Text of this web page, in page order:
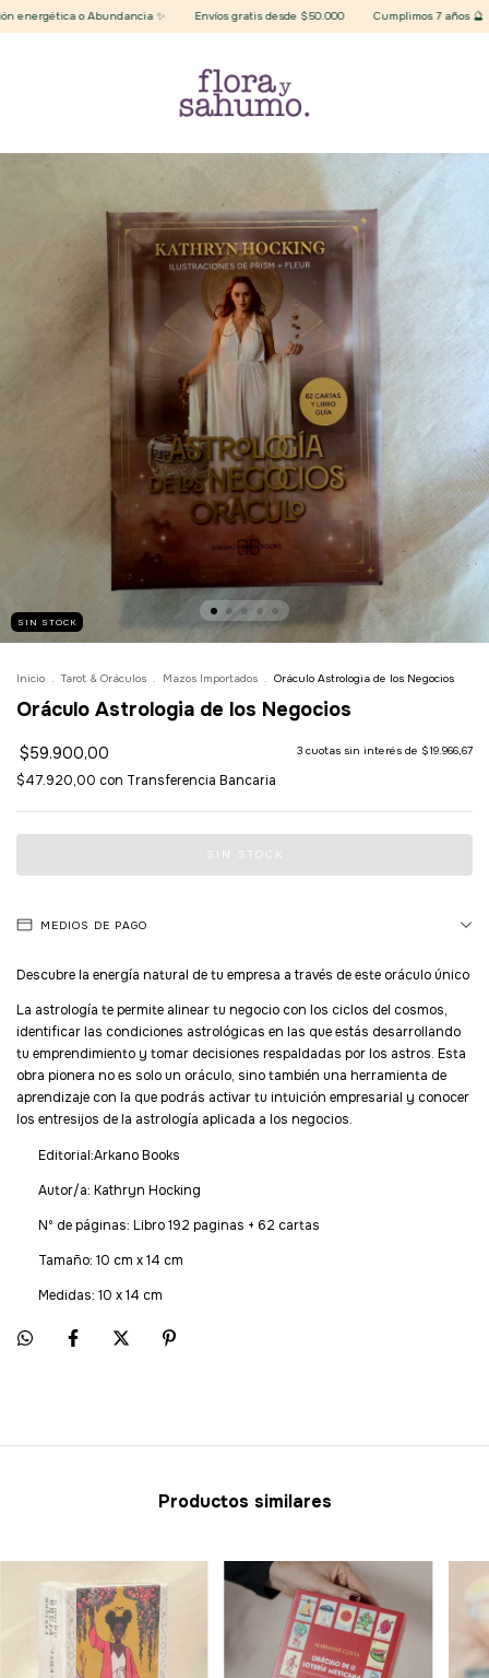
o Abundancia ✨ Envíos gratis desde $50.000 Cumplimos 7 años 🔮
SIN STOCK
Inicio . Tarot & Oráculos . Mazos Importados . Oráculo Astrologia de los Negocios
Oráculo Astrologia de los Negocios
$59.900,00 3 cuotas sin interés de $19.966,67
$47.920,00 con Transferencia Bancaria
MEDIOS DE PAGO
Descubre la energía natural de tu empresa a través de este oráculo único
La astrología te permite alinear tu negocio con los ciclos del cosmos,
identificar las condiciones astrológicas en las que estás desarrollando
tu emprendimiento y tomar decisiones respaldadas por los astros. Esta
obra pionera no es solo un oráculo, sino también una herramienta de
aprendizaje con la que podrás activar tu intuición empresarial y conocer
los entresijos de la astrología aplicada a los negocios.
Editorial:Arkano Books
Autor/a: Kathryn Hocking
Nº de páginas: Libro 192 paginas + 62 cartas
Tamaño: 10 cm x 14 cm
Medidas: 10 x 14 cm
Productos similares